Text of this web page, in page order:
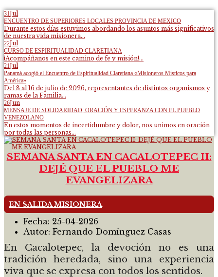
31Jul
ENCUENTRO DE SUPERIORES LOCALES PROVINCIA DE MEXICO
Durante estos días estuvimos abordando los asuntos más significativos
de nuestra vida misionera...
22Jul
CURSO DE ESPIRITUALIDAD CLARETIANA
¡Acompáñanos en este camino de fe y misión!...
21Jul
Panamá acogió el Encuentro de Espiritualidad Claretiana «Misioneros Místicos para
América»
Del 8 al 16 de julio de 2026, representantes de distintos organismos y
ramas de la Familia...
26Jun
MENSAJE DE SOLIDARIDAD, ORACIÓN Y ESPERANZA CON EL PUEBLO
VENEZOLANO
En estos momentos de incertidumbre y dolor, nos unimos en oración
por todas las personas...
SEMANA SANTA EN CACALOTEPEC II:
DEJÉ QUE EL PUEBLO ME
EVANGELIZARA
EN SALIDA MISIONERA
Fecha: 25-04-2026
Autor: Fernando Domínguez Casas
En Cacalotepec, la devoción no es una
tradición heredada, sino una experiencia
viva que se expresa con todos los sentidos.